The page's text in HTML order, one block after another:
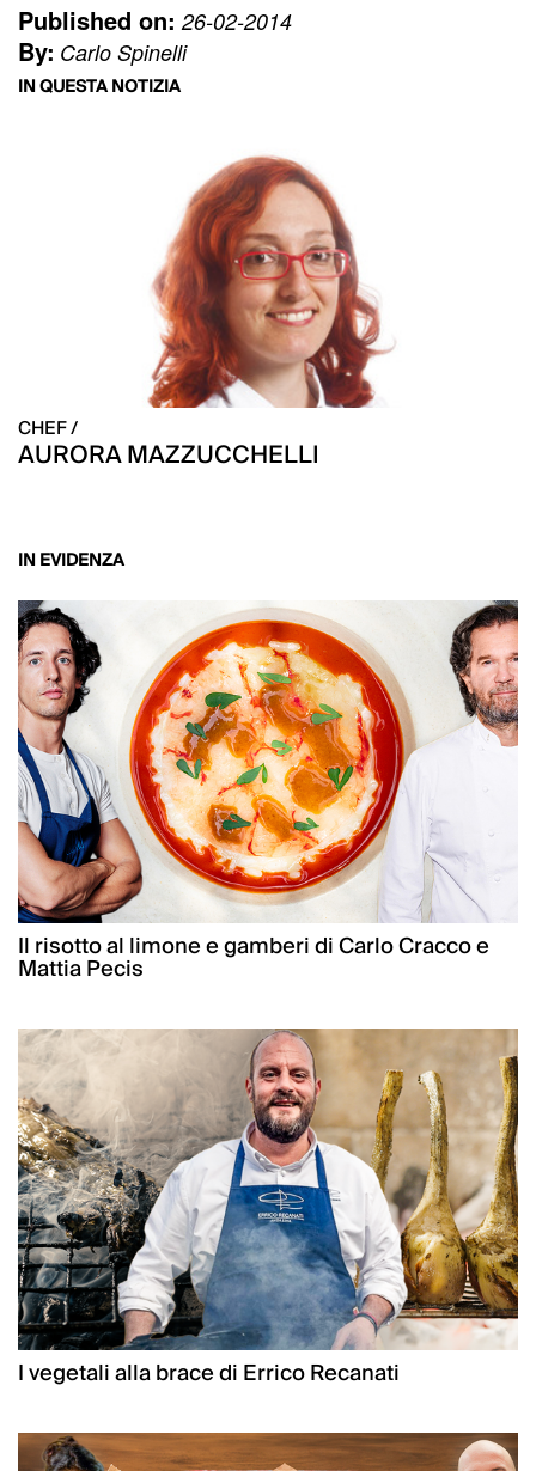
Published on: 26-02-2014
By: Carlo Spinelli
IN QUESTA NOTIZIA
CHEF /
AURORA MAZZUCCHELLI
IN EVIDENZA
Il risotto al limone e gamberi di Carlo Cracco e
Mattia Pecis
I vegetali alla brace di Errico Recanati